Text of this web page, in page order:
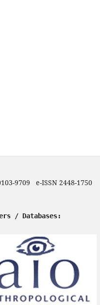
9709 e-ISSN 2448-1750
/ Databases: